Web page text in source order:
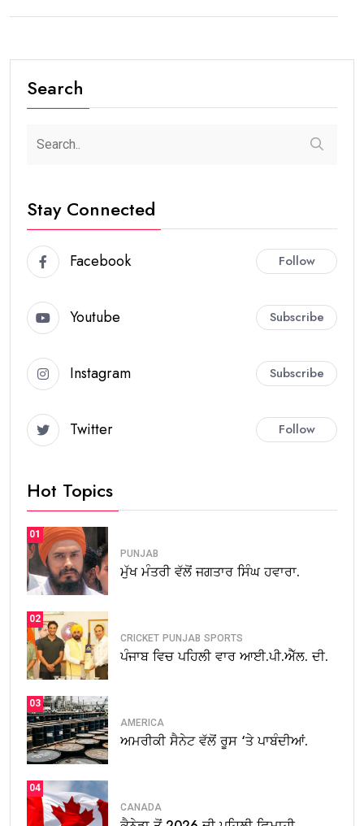
Search
Stay Connected
Facebook Follow
Youtube Subscribe
Instagram Subscribe
Twitter Follow
Hot Topics
01
PUNJAB
ਮੁੱਖ ਮੰਤਰੀ ਵੱਲੋਂ ਜਗਤਾਰ ਸਿੰਘ ਹਵਾਰਾ.
02
CRICKET PUNJAB SPORTS
ਪੰਜਾਬ ਵਿਚ ਪਹਿਲੀ ਵਾਰ ਆਈ.ਪੀ.ਐੱਲ. ਦੀ.
03
AMERICA
ਅਮਰੀਕੀ ਸੈਨੇਟ ਵੱਲੋਂ ਰੂਸ ‘ਤੇ ਪਾਬੰਦੀਆਂ.
04
CANADA